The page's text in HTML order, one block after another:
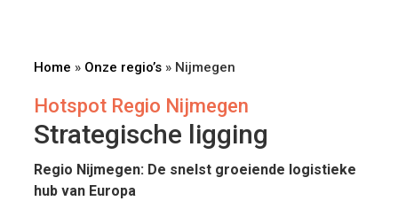
Home » Onze regio’s» Nijmegen
Hotspot Regio Nijmegen
Strategische ligging
Regio Nijmegen: De snelst groeiende logistieke
hub van Europa